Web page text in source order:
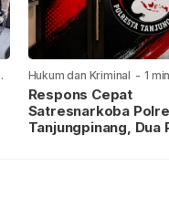
Hukum dan Kriminal - 1
lalu
Respons Cepat
Satresnarkoba
Tanjungpinang, Dua